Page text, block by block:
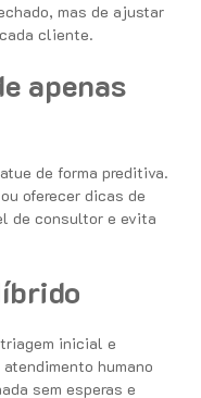
mas de ajustar
cliente.
apenas
de forma preditiva.
oferecer dicas de
de consultor e evita
inicial e
humano
sem esperas e